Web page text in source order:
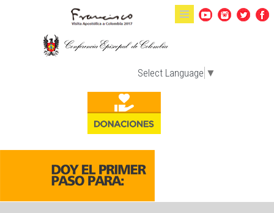
Pasar al contenido principal
Select Language ▼